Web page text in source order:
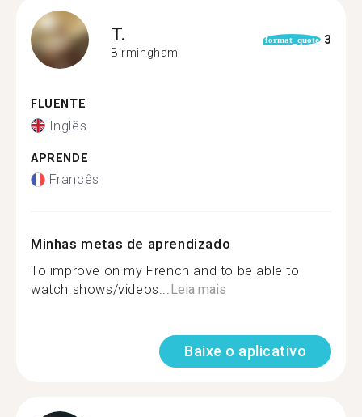
T.
Birmingham
format_quote 3
FLUENTE
Inglês
APRENDE
Francês
Minhas metas de aprendizado
To improve on my French and to be able to
watch shows/videos...Leia mais
Baixe o aplicativo